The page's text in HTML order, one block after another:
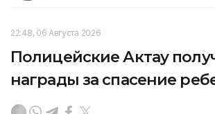
22:48, 06 Августа 2026
Полицейские Актау
награды за спасение